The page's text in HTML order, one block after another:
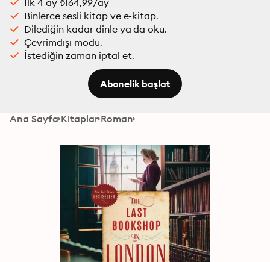
İlk 4 ay ₺164,99/ay
Binlerce sesli kitap ve e-kitap.
Dilediğin kadar dinle ya da oku.
Çevrimdışı modu.
İstediğin zaman iptal et.
Abonelik başlat
Ana Sayfa Kitaplar Roman